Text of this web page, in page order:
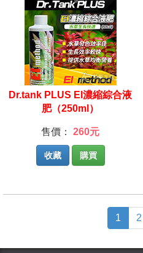
Dr.tank PLUS EI濃縮綜合液
肥（250ml）
售價： 260元
收藏 購買
1 2